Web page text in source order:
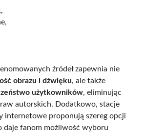
źródeł zapewnia nie
obrazu i dźwięku, ale także
użytkowników, eliminując
autorskich. Dodatkowo, stacje
internetowe proponują szereg opcji
daje fanom możliwość wyboru